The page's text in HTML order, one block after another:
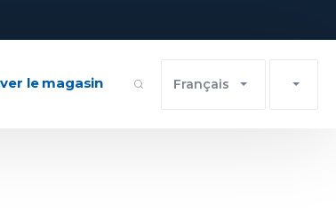
le magasin Français